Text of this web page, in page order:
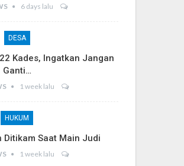
6 days lalu
DESA
Kades, Ingatkan Jangan
Ganti…
1 week lalu
HUKUM
Ditikam Saat Main Judi
1 week lalu